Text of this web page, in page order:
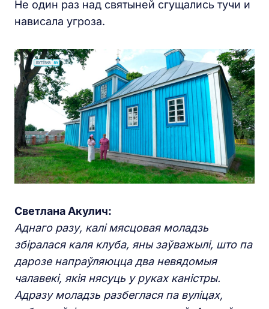
Не один раз над святыней сгущались тучи и
нависала угроза.
Светлана Акулич:
Аднаго разу, калі мясцовая моладзь
збіралася каля клуба, яны заўважылі, што па
дарозе напраўляюцца два невядомыя
чалавекі, якія нясуць у руках каністры.
Адразу моладзь разбеглася па вуліцах,